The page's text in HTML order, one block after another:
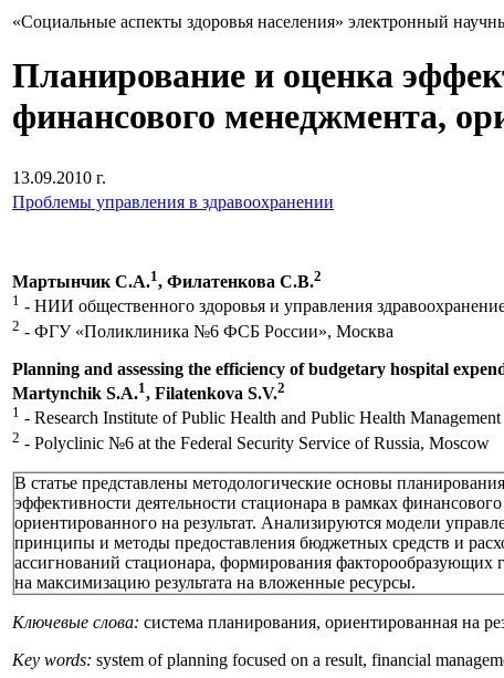
«Социальные аспекты здоровья населения» электронный
Планирование и оценка
финансового менеджмента,
13.09.2010 г.
Проблемы управления в здравоохранении
Мартынчик С.А.1, Филатенкова С.В.2
1 - НИИ общественного здоровья и управления
2 - ФГУ «Поликлиника №6 ФСБ России», Москва
Planning and assessing the efficiency of budgetary hospital
Martynchik S.A.1, Filatenkova S.V.2
1 - Research Institute of Public Health and Public Health
2 - Polyclinic №6 at the Federal Security Service of Russia, Moscow
В статье представлены методологические основы
эффективности деятельности стационара в рамках
ориентированного на результат. Анализируются модели
принципы и методы предоставления бюджетных средств и
ассигнований стационара, формирования факторообразующих
на максимизацию результата на вложенные ресурсы.
Ключевые слова: система планирования, ориентированная на
Key words: system of planning focused on a result, financial